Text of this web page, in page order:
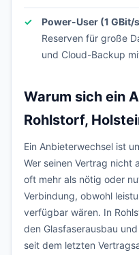
Power-User (1 GBit/
Reserven für große
und Cloud-Backup
Warum sich ein
Rohlstorf,
Ein Anbieterwechsel ist
Wer seinen Vertrag
oft mehr als nötig oder
Verbindung, obwohl
verfügbar wären. In
den Glasfaserausbau
seit dem letzten